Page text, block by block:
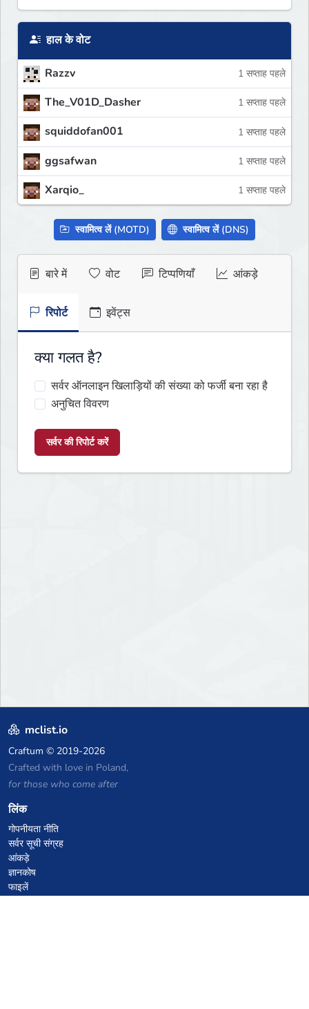
हाल के वोट
Razzv 1 सप्ताह पहले
The_V01D_Dasher 1 सप्ताह पहले
squiddofan001 1 सप्ताह पहले
ggsafwan 1 सप्ताह पहले
Xarqio_ 1 सप्ताह पहले
स्वामित्व लें (MOTD) स्वामित्व लें (DNS)
बारे में वोट टिप्पणियाँ आंकड़े
रिपोर्ट इवेंट्स
क्या गलत है?
सर्वर ऑनलाइन खिलाड़ियों की संख्या को फर्जी बना रहा है
अनुचित विवरण
सर्वर की रिपोर्ट करें
mclist.io
Craftum © 2019-2026
Crafted with love in Poland,
for those who come after
लिंक
गोपनीयता नीति
सर्वर सूची संग्रह
आंकड़े
ज्ञानकोष
फाइलें